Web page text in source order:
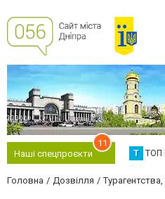
Наші спецпроєкти
11
Т ТОП
Головна Дозвілля Турагентства,